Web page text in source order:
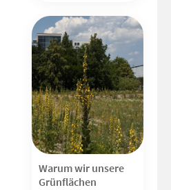
Warum wir unsere
Grünflächen